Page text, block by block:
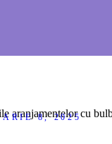
8, 2025